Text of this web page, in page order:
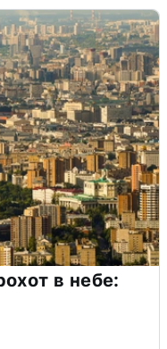
в небе: